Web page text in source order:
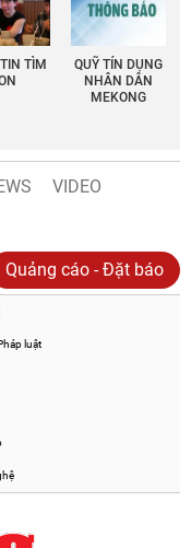
TÌM
QUỸ TÍN DỤNG
NHÂN DÂN
MEKONG
VIDEO
Quảng cáo - Đặt báo
luật